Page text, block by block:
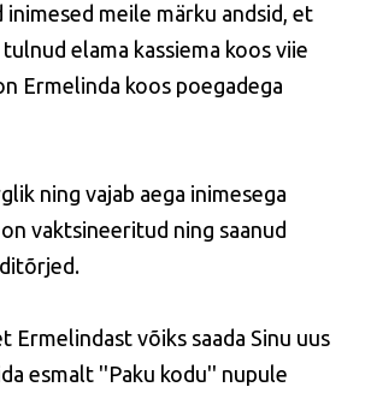
meile märku andsid, et
elama kassiema koos viie
Ermelinda koos poegadega
ning vajab aega inimesega
vaktsineeritud ning saanud
Ermelindast võiks saada Sinu uus
esmalt ''Paku kodu'' nupule